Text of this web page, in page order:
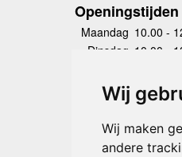
Wij
Wij maken
andere
Maandag 10.00 -
Dinsdag 10.00 -
Donderdag
10.00 -
Vrijdag 10.00 -